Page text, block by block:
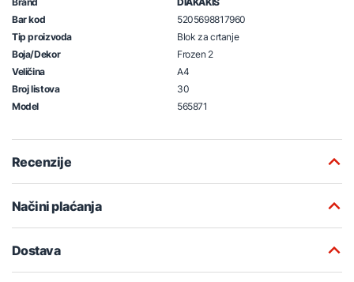
Bar kod
5205698817960
Tip proizvoda
Blok za crtanje
Boja/Dekor
Frozen 2
Veličina
A4
Broj listova
30
Model
565871
Recenzije
Načini plaćanja
Dostava